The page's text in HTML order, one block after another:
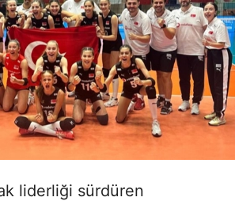
liderliği sürdüren